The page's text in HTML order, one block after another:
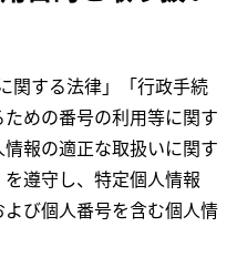
関する法律」「行政手続
めの番号の利用等に関す
報の適正な取扱いに関す
遵守し、特定個人情報
よび個人番号を含む個人情